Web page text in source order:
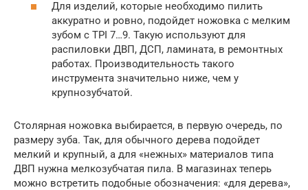
Для изделий, которые необходимо пилить
аккуратно и ровно, подойдет ножовка с мелким
зубом с TPI 7…9. Такую используют для
распиловки ДВП, ДСП, ламината, в ремонтных
работах. Производительность такого
инструмента значительно ниже, чем у
крупнозубчатой.
Столярная ножовка выбирается, в первую очередь, по
размеру зуба. Так, для обычного дерева подойдет
мелкий и крупный, а для «нежных» материалов типа
ДВП нужна мелкозубчатая пила. В магазинах теперь
можно встретить подобные обозначения: «для дерева»,